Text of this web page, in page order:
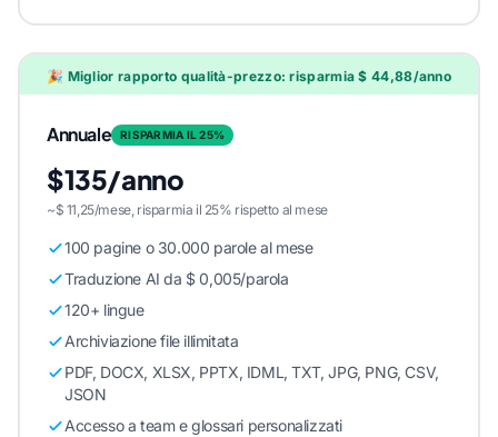
🎉 Miglior rapporto qualità-prezzo: risparmia $ 44,88/anno
Annuale RISPARMIA IL 25%
$135/anno
~$ 11,25/mese, risparmia il 25% rispetto al mese
100 pagine o 30.000 parole al mese
Traduzione AI da $ 0,005/parola
120+ lingue
Archiviazione file illimitata
PDF, DOCX, XLSX, PPTX, IDML, TXT, JPG, PNG, CSV,
JSON
Accesso a team e glossari personalizzati